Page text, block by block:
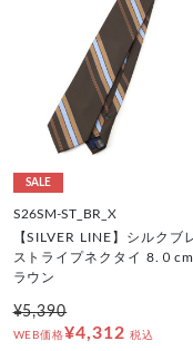
SALE
S26SM-ST_BR_X
【SILVER LINE】シルクブ
ストライプネクタイ 8.０
ラウン
¥5,390
WEB価格¥4,312 税込